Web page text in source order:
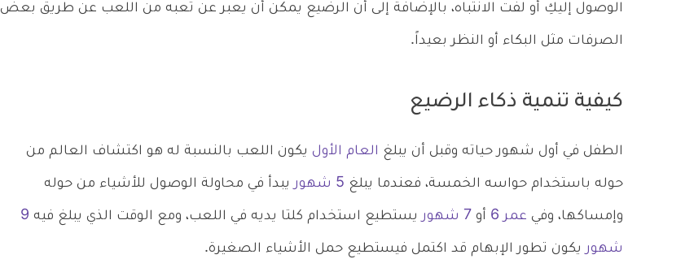
الوصول إليكِ أو لفت الانتباه، بالإضافة إلى أن الرضيع يمكن أن يعبر عن تعبه من اللعب عن طريق بعض
الصرفات مثل البكاء أو النظر بعيداً.
كيفية تنمية ذكاء الرضيع
الطفل في أول شهور حياته وقبل أن يبلغ العام الأول يكون اللعب بالنسبة له هو اكتشاف العالم من
حوله باستخدام حواسه الخمسة، فعندما يبلغ 5 شهور يبدأ في محاولة الوصول للأشياء من حوله
وإمساكها، وفي عمر 6 أو 7 شهور يستطيع استخدام كلتا يديه في اللعب، ومع الوقت الذي يبلغ فيه 9
شهور يكون تطور الإبهام قد اكتمل فيستطيع حمل الأشياء الصغيرة.